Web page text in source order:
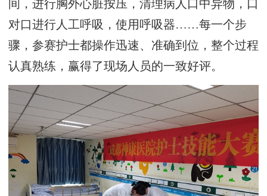
间，进行胸外心脏按压，清理病人口中异物，口
对口进行人工呼吸，使用呼吸器……每一个步
骤，参赛护士都操作迅速、准确到位，整个过程
认真熟练，赢得了现场人员的一致好评。